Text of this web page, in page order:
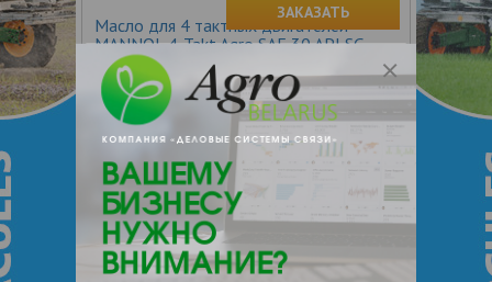
Масло для 4 тактных двигателей
MANNOL 4-Takt Agro SAE 30 API SG
7203
Mannol 4-Takt Agro - проверенное
четырехтактное масло в моторы
сельхоз техники, а именно для мини-
тракторов, газонокосилок,
генераторов, культиваторов, мотопомп
и другого садового оборудования с
воздушным и жидкостным
охлаждением. Передовой пакет
ЗАКАЗАТЬ